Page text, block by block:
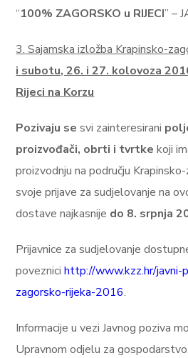
“100% ZAGORSKO u RIJECI” –
3. Sajamska izložba Krapinsko-
i subotu, 26. i 27. kolovoza
Rijeci na Korzu
Pozivaju se svi zainteresirani
proizvođači, obrti i tvrtke koji
proizvodnju na području
svoje prijave za sudjelovanje na
dostave najkasnije do 8. srpnja
Prijavnice za sudjelovanje
poveznici http://www.kzz.hr/
zagorsko-rijeka-2016.
Informacije u vezi Javnog poziva
Upravnom odjelu za